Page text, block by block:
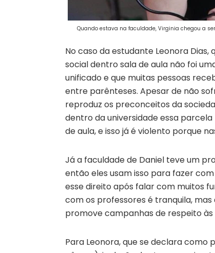
Quando estava na faculdade, Virginia chegou a
No caso da estudante Leonora Dias,
social dentro sala de aula não foi
unificado e que muitas pessoas
entre parênteses. Apesar de não
reproduz os preconceitos da
dentro da universidade essa
de aula, e isso já é violento porque
Já a faculdade de Daniel teve um
então eles usam isso para fazer
esse direito após falar com muitos
com os professores é tranquila,
promove campanhas de respeito às
Para Leonora, que se declara